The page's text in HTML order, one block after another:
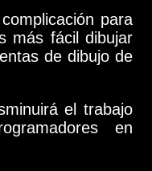
para
más fácil dibujar
de dibujo de
el trabajo
en